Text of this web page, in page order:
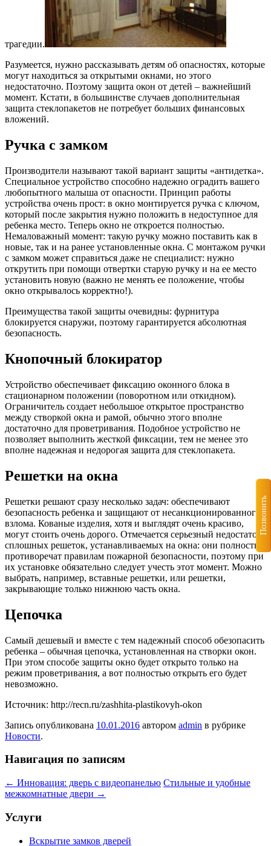
трагедии.
Разумеется, нужно рассказывать детям об опасностях, которые
могут находиться за открытыми окнами, но этого
недостаточно. Поэтому защита окон от детей – важнейший
момент. Кстати, в большинстве случаев дополнительная
защита стеклопакетов не потребует больших финансовых
вложений.
Ручка с замком
Производители называют такой вариант защиты «антидетка».
Специальное устройство способно надежно оградить вашего
любопытного малыша от опасности. Принцип работы
устройства очень прост: в окно монтируется ручка с ключом,
который после закрытия нужно положить в недоступное для
ребенка место. Теперь окно не откроется полностью.
Немаловажный момент: такую ручку можно поставить как в
новые, так и на ранее установленные окна. С монтажом ручки
с замком может справиться даже не специалист: нужно
открутить при помощи отвертки старую ручку и на ее место
установить новую (важно не менять ее положение, чтобы
окно открывалось корректно!).
Преимущества такой защиты очевидны: фурнитура
блокируется снаружи, поэтому гарантируется абсолютная
безопасность.
Кнопочный блокиратор
Устройство обеспечивает фиксацию оконного блока в
стационарном положении (поворотном или откидном).
Ограничитель создает небольшое открытое пространство
между створкой окна и рамой, обычно этого вполне
достаточно для проветривания. Подобное устройство не
позволяет выполнить жесткой фиксации, тем не менее это
вполне надежная и недорогая защита для стеклопакета.
Решетки на окна
Решетки решают сразу несколько задач: обеспечивают
безопасность ребенка и защищают от несанкционированного
взлома. Кованые изделия, хотя и выглядят очень красиво,
могут стоить очень дорого. Отмечается серьезный недостаток
сплошных решеток, устанавливаемых на окна: они полностью
противоречат правилам пожарной безопасности, поэтому при
их установке обязательно следует учесть этот момент. Можно
выбрать, например, вставные решетки, или решетки,
закрывающие только нижнюю часть окна.
Цепочка
Самый дешевый и вместе с тем надежный способ обезопасить
ребенка – обычная цепочка, установленная на створки окон.
При этом способе защиты окно будет открыто только на
режим проветривания, а вот полностью открыть его будет
невозможно.
Источник: http://recn.ru/zashhita-plastikovyh-okon
Запись опубликована 10.01.2016 автором admin в рубрике
Новости.
Навигация по записям
← Инновация: дверь с видеопанелью Стильные и удобные
межкомнатные двери →
Услуги
Вскрытие замков дверей
Позвонить